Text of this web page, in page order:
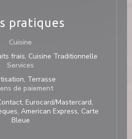
pratiques
Cuisine
frais, Cuisine Traditionnelle
Services
Terrasse
de paiement
Eurocard/Mastercard,
American Express, Carte
Bleue